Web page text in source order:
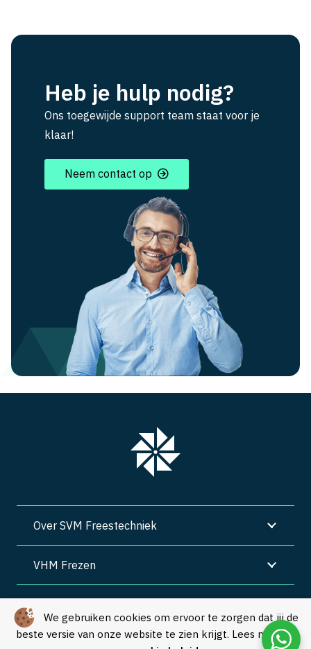
We gebruiken cookies om ervoor te zorgen dat jij de
beste versie van onze website te zien krijgt. Lees meer in
Heb je hulp nodig?
Ons toegewijde support team staat voor je
klaar!
Neem contact op
Over SVM Freestechniek
VHM Frezen
Algemene voorwaarden | Privacy